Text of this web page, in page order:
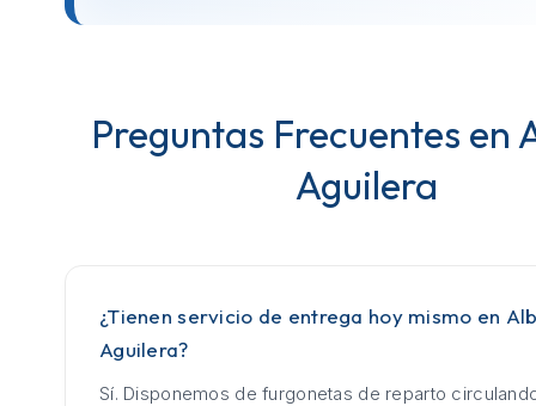
Preguntas Frecuentes en
Aguilera
¿Tienen servicio de entrega hoy mismo en
Aguilera?
Sí. Disponemos de furgonetas de reparto